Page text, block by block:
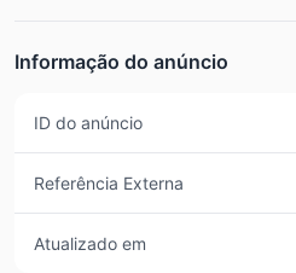
Informação do anúncio
ID do anúncio
Referência Externa
Atualizado em